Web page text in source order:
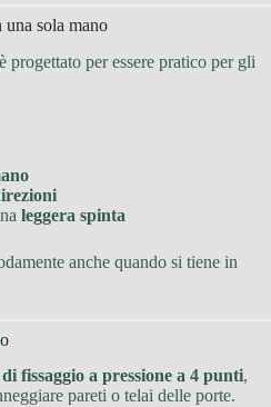
una sola mano
è progettato per essere pratico per gli
leggera spinta
anche quando si tiene in
di fissaggio a pressione a 4 punti,
pareti o telai delle porte.